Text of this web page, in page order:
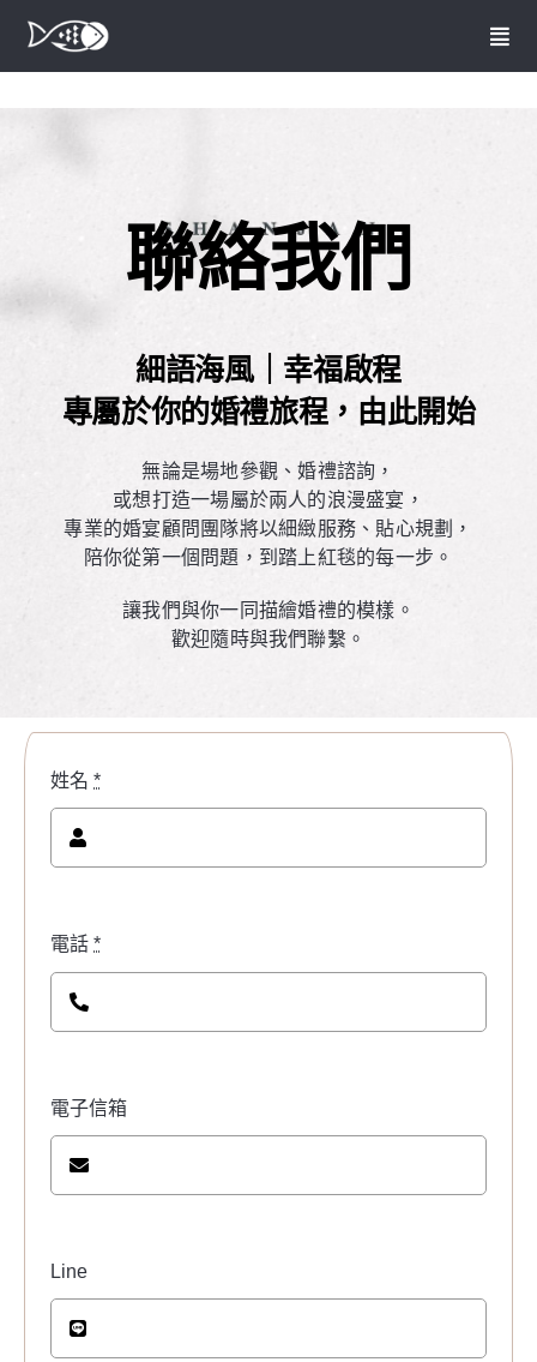
內
收
導
婚禮方案
菜單介紹
聯絡我們
聯絡我們
細語海風｜幸福啟程
專屬於你的婚禮旅程，由此開始
無論是場地參觀、婚禮諮詢，
或想打造一場屬於兩人的浪漫盛宴，
專業的婚宴顧問團隊將以細緻服務、貼心規劃，
陪你從第一個問題，到踏上紅毯的每一步。
讓我們與你一同描繪婚禮的模樣。
歡迎隨時與我們聯繫。
姓名*
電話*
電子信箱
Line